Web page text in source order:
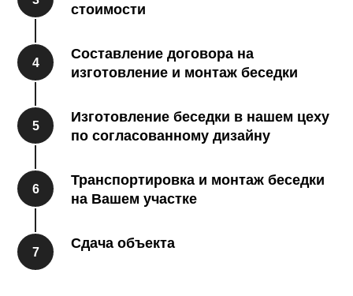
стоимости
Составление договора на
изготовление и монтаж беседки
Изготовление беседки в нашем цеху
по согласованному дизайну
Транспортировка и монтаж беседки
на Вашем участке
Сдача объекта